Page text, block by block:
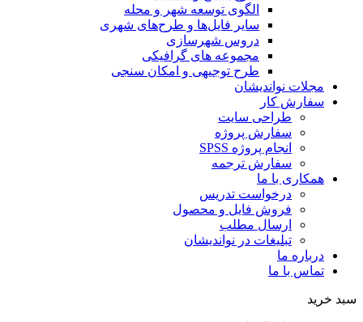
الگوی توسعه شهر و محله
سایر فایل‌ها و طرح‌های شهری
دروس شهرسازی
مجموعه های گرافیکی
طرح توجیهی و امکان سنجی
مجلات نواندیشان
سفارش کار
طراحی سایت
سفارش پروژه
انجام پروژه SPSS
سفارش ترجمه
همکاری با ما
درخواست تدریس
فروش فایل و محصول
ارسال مطلب
تبلیغات در نواندیشان
درباره ما
تماس با ما